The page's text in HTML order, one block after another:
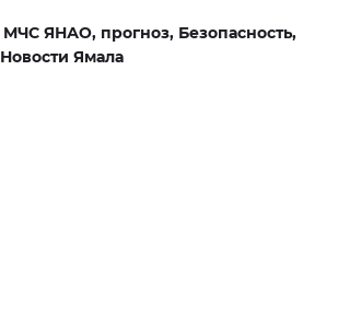
МЧС ЯНАО, прогноз, Безопасность,
Новости Ямала